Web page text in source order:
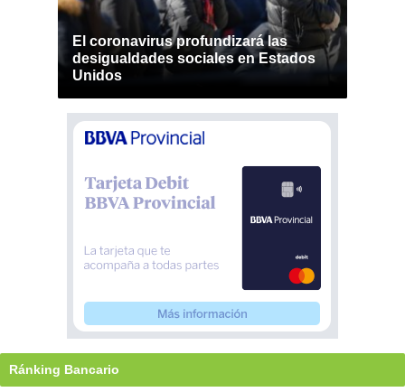
El coronavirus profundizará las
desigualdades sociales en Estados
Unidos
Ránking Bancario